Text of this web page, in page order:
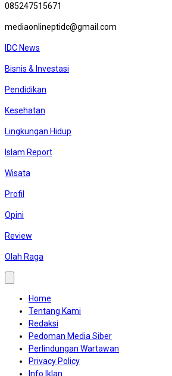
085247515671
mediaonlineptidc@gmail.com
IDC News
Bisnis & Investasi
Pendidikan
Kesehatan
Lingkungan Hidup
Islam Report
Wisata
Profil
Opini
Review
Olah Raga
Home
Tentang Kami
Redaksi
Pedoman Media Siber
Perlindungan Wartawan
Privacy Policy
Info Iklan